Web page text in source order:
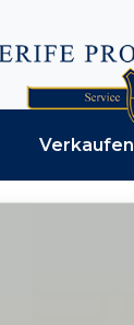
Verkaufen